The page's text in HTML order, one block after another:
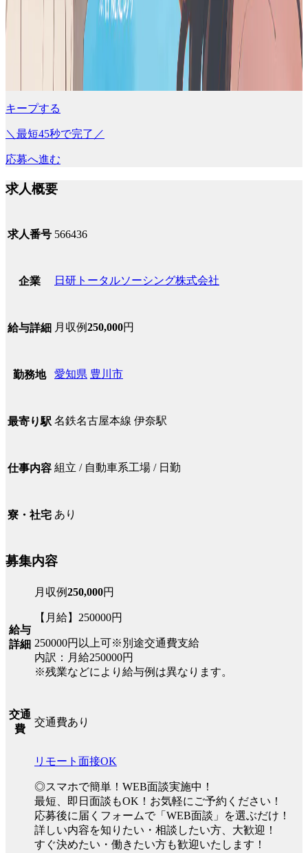
キープする
＼最短45秒で完了／
応募へ進む
求人概要
求人番号 566436
企業 日研トータルソーシング株式会社
給与詳細 月収例250,000円
勤務地 愛知県 豊川市
最寄り駅 名鉄名古屋本線 伊奈駅
仕事内容 組立 / 自動車系工場 / 日勤
寮・社宅 あり
募集内容
給与
詳細
月収例250,000円
【月給】250000円
250000円以上可※別途交通費支給
内訳：月給250000円
※残業などにより給与例は異なります。
交通
費
交通費あり
リモート面接OK
◎スマホで簡単！WEB面談実施中！
最短、即日面談もOK！お気軽にご予約ください！
応募後に届くフォームで「WEB面談」を選ぶだけ！
詳しい内容を知りたい・相談したい方、大歓迎！
すぐ決めたい・働きたい方も歓迎いたします！